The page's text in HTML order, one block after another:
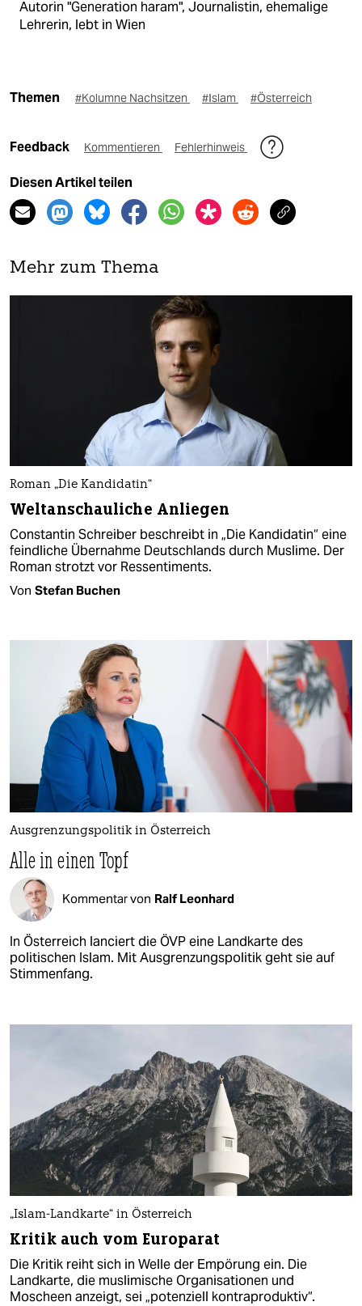
Autorin "Generation haram", Journalistin, ehemalige
Lehrerin, lebt in Wien
Themen #Kolumne Nachsitzen #Islam #Österreich
Feedback Kommentieren Fehlerhinweis
Diesen Artikel teilen
Mehr zum Thema
Roman „Die Kandidatin“
Weltanschauliche Anliegen
Constantin Schreiber beschreibt in „Die Kandidatin“ eine
feindliche Übernahme Deutschlands durch Muslime. Der
Roman strotzt vor Ressentiments.
Von Stefan Buchen
Ausgrenzungspolitik in Österreich
Alle in einen Topf
Kommentar von Ralf Leonhard
In Österreich lanciert die ÖVP eine Landkarte des
politischen Islam. Mit Ausgrenzungspolitik geht sie auf
Stimmenfang.
„Islam-Landkarte“ in Österreich
Kritik auch vom Europarat
Die Kritik reiht sich in Welle der Empörung ein. Die
Landkarte, die muslimische Organisationen und
Moscheen anzeigt, sei „potenziell kontraproduktiv“.